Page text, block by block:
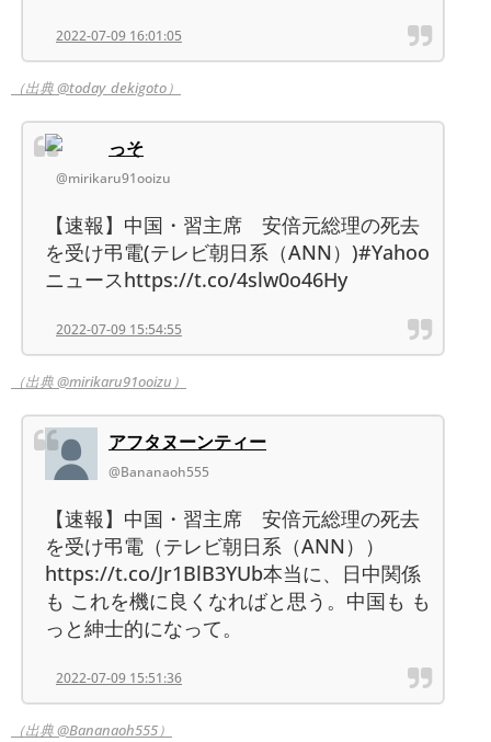
2022-07-09 16:01:05
（出典 @today_dekigoto）
っそ
@mirikaru91ooizu
【速報】中国・習主席 安倍元総理の死去
を受け弔電(テレビ朝日系（ANN）)#Yahoo
ニュースhttps://t.co/4slw0o46Hy
2022-07-09 15:54:55
（出典 @mirikaru91ooizu）
アフタヌーンティー
@Bananaoh555
【速報】中国・習主席 安倍元総理の死去
を受け弔電（テレビ朝日系（ANN））
https://t.co/Jr1BlB3YUb本当に、日中関係
も これを機に良くなればと思う。中国も も
っと紳士的になって。
2022-07-09 15:51:36
（出典 @Bananaoh555）